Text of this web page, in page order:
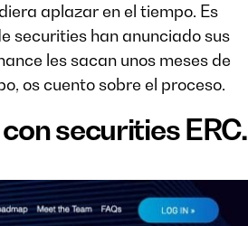
aplazar en el tiempo. Es
securities han anunciado sus
les sacan unos meses de
os cuento sobre el proceso.
securities ERC.